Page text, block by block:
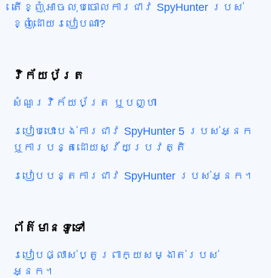
តើខ្ញុំអាចលុបចោលការជាវ SpyHunter របស់
ខ្ញុំដោយរបៀបណា?
វិក័យប័ត្រ
សំណួរវិក័យប័ត្រ ឬបញ្ហា
របៀបបោះបង់ការជាវ SpyHunter 5 របស់អ្នក
ឬការបន្តដោយស្វ័យប្រវត្តិ
របៀបបន្តការជាវ SpyHunter របស់អ្នក។
ព័ត៌មាន​ទូទៅ
របៀបផ្លាស់ប្តូរពាក្យសម្ងាត់របស់
អ្នក។